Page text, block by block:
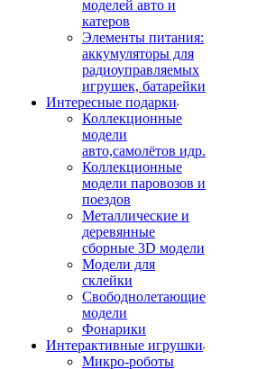
моделей авто и
катеров
Элементы питания:
аккумуляторы для
радиоуправляемых
игрушек, батарейки
Интересные подарки
Коллекционные
модели
авто,самолётов идр.
Коллекционные
модели паровозов и
поездов
Металлические и
деревянные
сборные 3D модели
Модели для
склейки
Свободнолетающие
модели
Фонарики
Интерактивные игрушки
Микро-роботы